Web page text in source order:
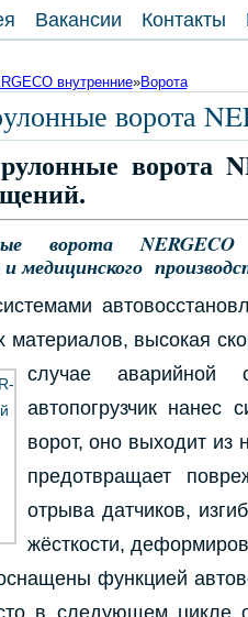
Вакансии Контакты
внутренние»Ворота
ворота
ворота
ворота
медицинского
материалов, высокая
случае аварийной
автопогрузчик нанес
ворот, оно выходит из
предотвращает
отрыва датчиков,
жёсткости,
функцией
в следующем цикле